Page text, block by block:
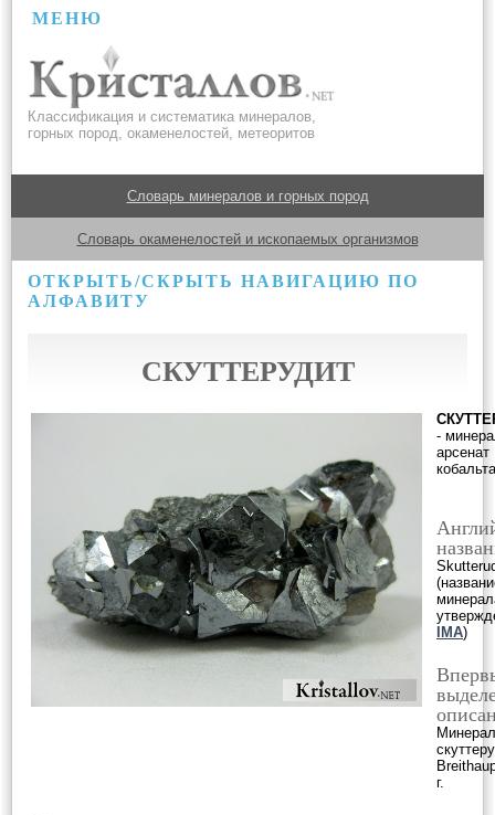
МЕНЮ
Классификация и систематика минералов,
горных пород, окаменелостей, метеоритов
Словарь минералов и горных пород
Словарь окаменелостей и ископаемых организмов
ОТКРЫТЬ/СКРЫТЬ НАВИГАЦИЮ ПО
АЛФАВИТУ
СКУТТЕРУДИТ
-
арсенат
IMA)
Минерал
г.